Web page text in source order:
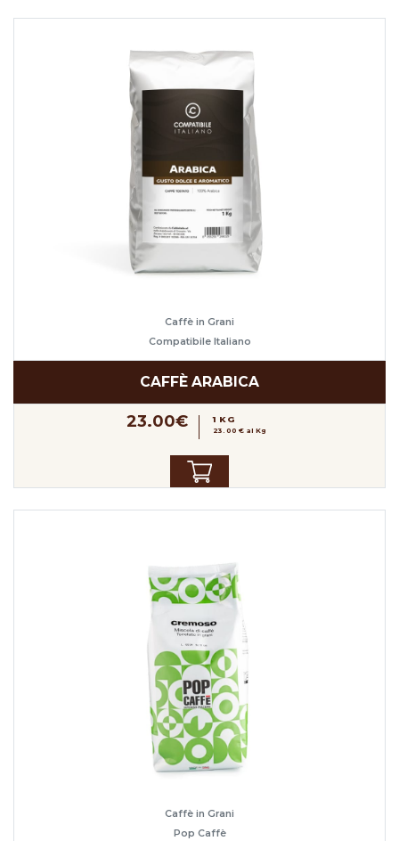
Caffè in Grani
Compatibile Italiano
CAFFÈ ARABICA
23.00€ 1 KG
23.00 € al Kg
Caffè in Grani
Pop Caffè